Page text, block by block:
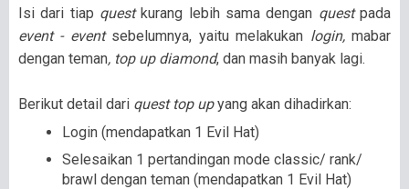
Isi dari tiap quest kurang lebih sama dengan questpada
event - eventsebelumnya, yaitu melakukan login,mabar
dengan teman, top up diamond, dan masih banyak lagi.
Berikut detail dari quest top upyang akan dihadirkan:
Login (mendapatkan 1 Evil Hat)
Selesaikan 1 pertandingan mode classic/ rank/
brawl dengan teman (mendapatkan 1 Evil Hat)